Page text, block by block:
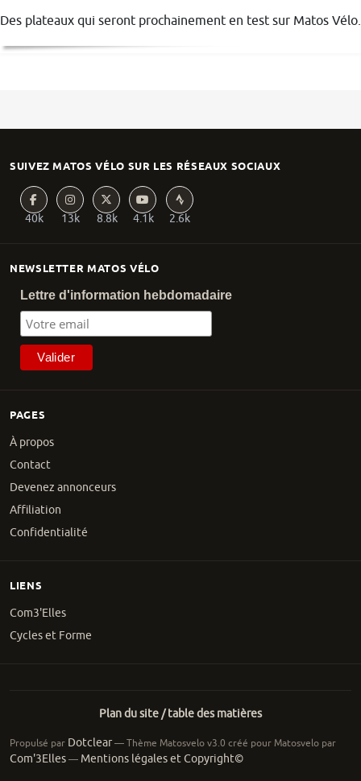
Des plateaux qui seront prochainement en test sur Matos Vélo.
PAGES
À propos
Contact
Devenez annonceurs
Affiliation
Confidentialité
NEWSLETTER MATOS VÉLO
Lettre d'information hebdomadaire
SUIVEZ MATOS VÉLO SUR LES RÉSEAUX SOCIAUX
40k 13k 8.8k 4.1k 2.6k
LIENS
Com3'Elles
Cycles et Forme
Plan du site / table des matières
Propulsé par Dotclear— Thème Matosvelo v3.0 créé pour Matosvelo par
Com'3Elles— Mentions légales et Copyright©